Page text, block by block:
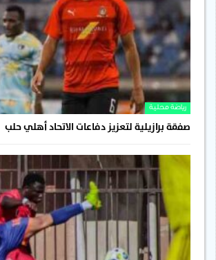
رياضة محلية
صفقة برازيلية لتعزيز دفاعات الاتحاد أهلي حلب